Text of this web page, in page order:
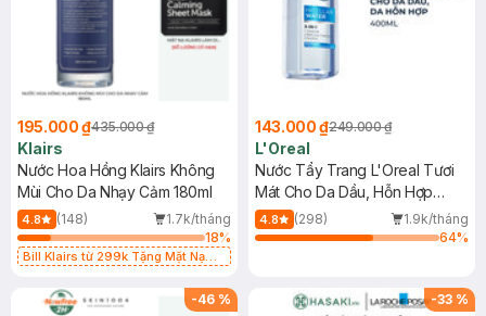
195.000 ₫435.000 ₫
Klairs
Nước Hoa Hồng Klairs Không
Mùi Cho Da Nhạy Cảm 180ml
4.8 (148)
1.7k/tháng
18%
Bill Klairs từ 299k Tặng Mặt Nạ
25ml (SL Có Hạn)
143.000 ₫249.000 ₫
L'Oreal
Nước Tẩy Trang L'Oreal Tươi
Mát Cho Da Dầu, Hỗn Hợp
400ml
4.8 (298)
1.9k/tháng
64%
-46 % -33 %